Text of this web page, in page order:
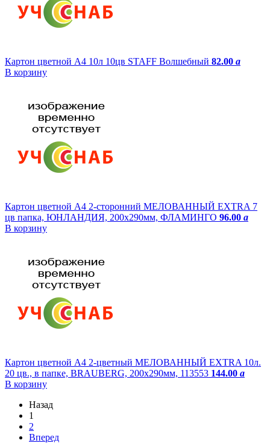
Картон цветной А4 10л 10цв STAFF Волшебный 82.00 a
В корзину
Картон цветной А4 2-сторонний МЕЛОВАННЫЙ EXTRA 7
цв папка, ЮНЛАНДИЯ, 200х290мм, ФЛАМИНГО 96.00 a
В корзину
Картон цветной А4 2-цветный МЕЛОВАННЫЙ EXTRA 10л.
20 цв., в папке, BRAUBERG, 200х290мм, 113553 144.00 a
В корзину
Назад
1
2
Вперед